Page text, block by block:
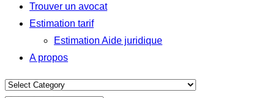
Trouver un avocat
Estimation tarif
Estimation Aide juridique
A propos